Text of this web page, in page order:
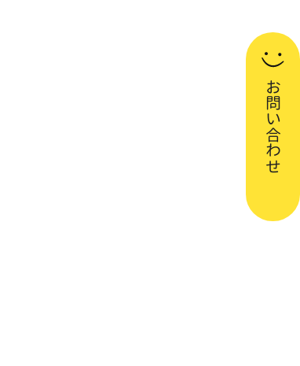
お問い合わせ